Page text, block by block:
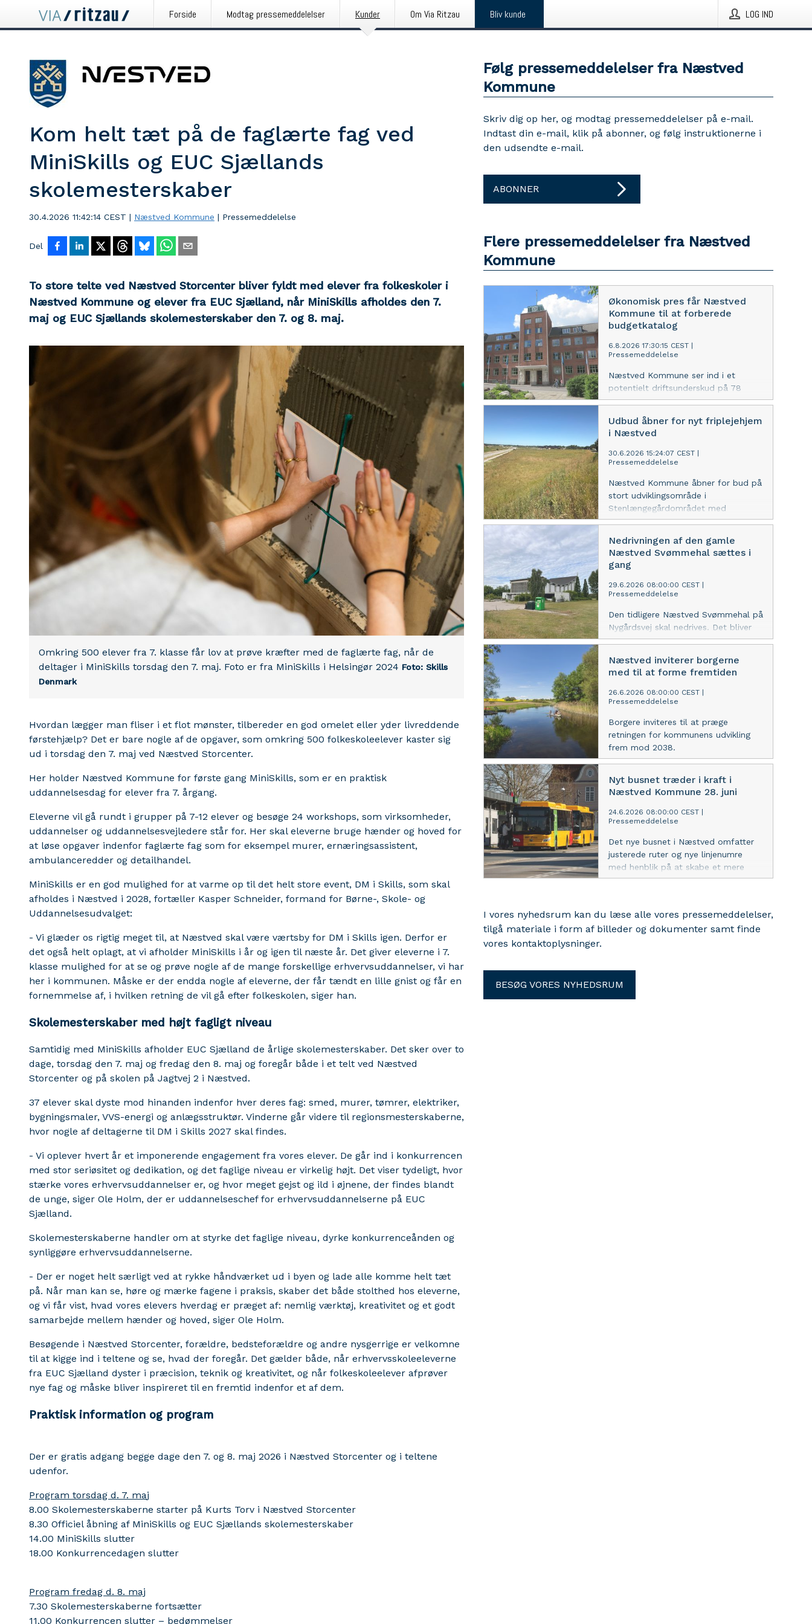
Forside Modtag pressemeddelelser Kunder Om Via Ritzau Bliv kunde LOG IND
Kom helt tæt på de faglærte fag ved
MiniSkills og EUC Sjællands
skolemesterskaber
30.4.2026 11:42:14 CEST | Næstved Kommune | Pressemeddelelse
Del
To store telte ved Næstved Storcenter bliver fyldt med elever fra folkeskoler i
Næstved Kommune og elever fra EUC Sjælland, når MiniSkills afholdes den 7.
maj og EUC Sjællands skolemesterskaber den 7. og 8. maj.
Omkring 500 elever fra 7. klasse får lov at prøve kræfter med de faglærte fag, når de
deltager i MiniSkills torsdag den 7. maj. Foto er fra MiniSkills i Helsingør 2024 Foto: Skills
Denmark
Hvordan lægger man fliser i et flot mønster, tilbereder en god omelet eller yder livreddende
førstehjælp? Det er bare nogle af de opgaver, som omkring 500 folkeskoleelever kaster sig
ud i torsdag den 7. maj ved Næstved Storcenter.
Her holder Næstved Kommune for første gang MiniSkills, som er en praktisk
uddannelsesdag for elever fra 7. årgang.
Eleverne vil gå rundt i grupper på 7-12 elever og besøge 24 workshops, som virksomheder,
uddannelser og uddannelsesvejledere står for. Her skal eleverne bruge hænder og hoved for
at løse opgaver indenfor faglærte fag som for eksempel murer, ernæringsassistent,
ambulanceredder og detailhandel.
MiniSkills er en god mulighed for at varme op til det helt store event, DM i Skills, som skal
afholdes i Næstved i 2028, fortæller Kasper Schneider, formand for Børne-, Skole- og
Uddannelsesudvalget:
- Vi glæder os rigtig meget til, at Næstved skal være værtsby for DM i Skills igen. Derfor er
det også helt oplagt, at vi afholder MiniSkills i år og igen til næste år. Det giver eleverne i 7.
klasse mulighed for at se og prøve nogle af de mange forskellige erhvervsuddannelser, vi har
her i kommunen. Måske er der endda nogle af eleverne, der får tændt en lille gnist og får en
fornemmelse af, i hvilken retning de vil gå efter folkeskolen, siger han.
Skolemesterskaber med højt fagligt niveau
Samtidig med MiniSkills afholder EUC Sjælland de årlige skolemesterskaber. Det sker over to
dage, torsdag den 7. maj og fredag den 8. maj og foregår både i et telt ved Næstved
Storcenter og på skolen på Jagtvej 2 i Næstved.
37 elever skal dyste mod hinanden indenfor hver deres fag: smed, murer, tømrer, elektriker,
bygningsmaler, VVS-energi og anlægsstruktør. Vinderne går videre til regionsmesterskaberne,
hvor nogle af deltagerne til DM i Skills 2027 skal findes.
- Vi oplever hvert år et imponerende engagement fra vores elever. De går ind i konkurrencen
med stor seriøsitet og dedikation, og det faglige niveau er virkelig højt. Det viser tydeligt, hvor
stærke vores erhvervsuddannelser er, og hvor meget gejst og ild i øjnene, der findes blandt
de unge, siger Ole Holm, der er uddannelseschef for erhvervsuddannelserne på EUC
Sjælland.
Skolemesterskaberne handler om at styrke det faglige niveau, dyrke konkurrenceånden og
synliggøre erhvervsuddannelserne.
- Der er noget helt særligt ved at rykke håndværket ud i byen og lade alle komme helt tæt
på. Når man kan se, høre og mærke fagene i praksis, skaber det både stolthed hos eleverne,
og vi får vist, hvad vores elevers hverdag er præget af: nemlig værktøj, kreativitet og et godt
samarbejde mellem hænder og hoved, siger Ole Holm.
Besøgende i Næstved Storcenter, forældre, bedsteforældre og andre nysgerrige er velkomne
til at kigge ind i teltene og se, hvad der foregår. Det gælder både, når erhvervsskoleeleverne
fra EUC Sjælland dyster i præcision, teknik og kreativitet, og når folkeskoleelever afprøver
nye fag og måske bliver inspireret til en fremtid indenfor et af dem.
Praktisk information og program
Der er gratis adgang begge dage den 7. og 8. maj 2026 i Næstved Storcenter og i teltene
udenfor.
Program torsdag d. 7. maj
8.00 Skolemesterskaberne starter på Kurts Torv i Næstved Storcenter
8.30 Officiel åbning af MiniSkills og EUC Sjællands skolemesterskaber
14.00 MiniSkills slutter
18.00 Konkurrencedagen slutter
Program fredag d. 8. maj
7.30 Skolemesterskaberne fortsætter
11.00 Konkurrencen slutter – bedømmelser
Følg pressemeddelelser fra Næstved
Kommune
Skriv dig op her, og modtag pressemeddelelser på e-mail.
Indtast din e-mail, klik på abonner, og følg instruktionerne i
den udsendte e-mail.
ABONNER
Flere pressemeddelelser fra Næstved
Kommune
Økonomisk pres får Næstved
Kommune til at forberede
budgetkatalog
6.8.2026 17:30:15 CEST
Pressemeddelelse
Næstved Kommune ser ind i et
potentielt driftsunderskud på 78
millioner kroner for 2027, og derfor
med at udarbejde et budgetkatalog
for mulige omprioriteringer i
kommunens budget.
Udbud åbner for nyt friplejehjem
i Næstved
30.6.2026 15:24:07 CEST
Pressemeddelelse
Næstved Kommune åbner for bud på
stort udviklingsområde i
Stenlængegårdområdet med
mulighed for opførsel af friplejehjem
Nedrivningen af den gamle
Næstved Svømmehal sættes i
gang
29.6.2026 08:00:00 CEST
Pressemeddelelse
Den tidligere Næstved Svømmehal på
Nygårdsvej skal nedrives. Det bliver
Tscherning, der står for arbejdet, der
afrundes et historisk kapitel og på
området gives der plads til nye
grønne arealer.
Næstved inviterer borgerne
med til at forme fremtiden
26.6.2026 08:00:00 CEST
Pressemeddelelse
Borgere inviteres til at præge
retningen for kommunens udvikling
frem mod 2038.
Nyt busnet træder i kraft i
Næstved Kommune 28. juni
24.6.2026 08:00:00 CEST
Pressemeddelelse
Det nye busnet i Næstved omfatter
justerede ruter og nye linjenumre
med henblik på at skabe et mere
enkelt busnet med hyppigere og
I vores nyhedsrum kan du læse alle vores pressemeddelelser,
tilgå materiale i form af billeder og dokumenter samt finde
vores kontaktoplysninger.
BESØG VORES NYHEDSRUM